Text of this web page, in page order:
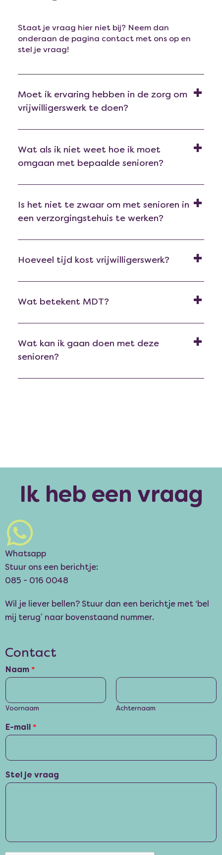
Staat je vraag hier niet bij? Neem dan
onderaan de pagina contact met ons op en
stel je vraag!
Moet ik ervaring hebben in de zorg om
vrijwilligerswerk te doen?
Wat als ik niet weet hoe ik moet
omgaan met bepaalde senioren?
Is het niet te zwaar om met senioren in
een verzorgingstehuis te werken?
Hoeveel tijd kost vrijwilligerswerk?
Wat betekent MDT?
Wat kan ik gaan doen met deze
senioren?
Ik heb een vraag
Whatsapp
Stuur ons een berichtje:
085 - 016 0048
Wil je liever bellen? Stuur dan een berichtje met ‘bel
mij terug’ naar bovenstaand nummer.
Contact
Naam *
Voornaam Achternaam
E-mail *
Stel je vraag